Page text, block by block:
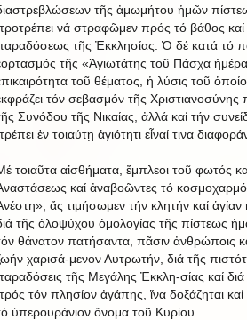
τῆς ἀμωμήτου ἡμῶν
νά στραφῶμεν πρός τό βάθος καί
τῆς Ἐκκλησίας. Ὁ δέ κατά τό
τῆς «Ἁγιωτάτης τοῦ Πάσχα
τοῦ θέματος, ἡ λύσις τοῦ
τόν σεβασμόν τῆς
Συνόδου τῆς Νικαίας, ἀλλά καί τήν
ἐν τοιαύτῃ ἁγιότητι εἶναί τινα
τοιαῦτα αἰσθήματα, ἔμπλεοι τοῦ φωτός
καί ἀναβοῶντες τό
ἄς τιμήσωμεν τήν κλητήν καί
τῆς ὁλοψύχου ὁμολογίας τῆς πίστεως
θάνατον πατήσαντα, πᾶσιν ἀνθρώποις
χαρισά-μενον Λυτρωτήν, διά τῆς
τῆς Μεγάλης Ἐκκλη-σίας καί
τόν πλησίον ἀγάπης, ἵνα δοξάζηται
ὑπερουράνιον ὄνομα τοῦ Κυρίου.